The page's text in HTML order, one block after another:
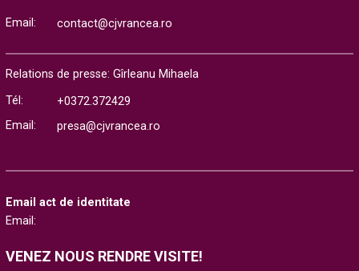
Email: contact@cjvrancea.ro
Relations de presse: Gîrleanu Mihaela
Tél:
+0372.372429
Email:
presa@cjvrancea.ro
Email act de identitate
Email:
VENEZ NOUS RENDRE VISITE!